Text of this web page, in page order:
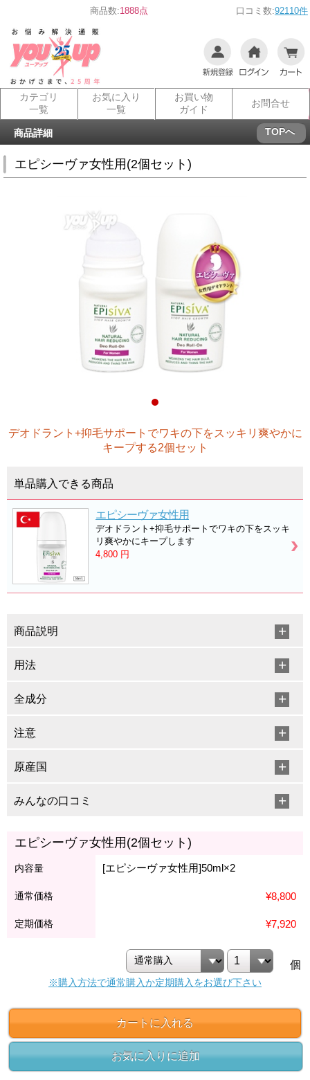
商品数:1888点 口コミ数:92110件
カテゴリ
一覧
お気に入り
一覧
お買い物
ガイド
お問合せ
商品詳細 TOPへ
エピシーヴァ女性用(2個セット)
デオドラント+抑毛サポートでワキの下をスッキリ爽やかに
キープする2個セット
単品購入できる商品
エピシーヴァ女性用
デオドラント+抑毛サポートでワキの下をスッキ
リ爽やかにキープします
4,800 円
商品説明
用法
全成分
注意
原産国
みんなの口コミ
エピシーヴァ女性用(2個セット)
内容量 [エピシーヴァ女性用]50ml×2
通常価格 ¥8,800
定期価格 ¥7,920
個
※購入方法で通常購入か定期購入をお選び下さい
カートに入れる
お気に入りに追加